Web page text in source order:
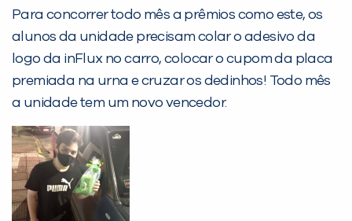
Para concorrer todo mês a prêmios como este, os
alunos da unidade precisam colar o adesivo da
logo da inFlux no carro, colocar o cupom da placa
premiada na urna e cruzar os dedinhos! Todo mês
a unidade tem um novo vencedor.
você digitou.
Preencha com seus dados abaixo e